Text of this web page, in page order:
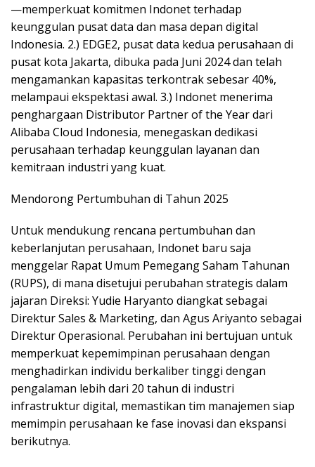
—memperkuat komitmen Indonet terhadap
keunggulan pusat data dan masa depan digital
Indonesia. 2.) EDGE2, pusat data kedua perusahaan di
pusat kota Jakarta, dibuka pada Juni 2024 dan telah
mengamankan kapasitas terkontrak sebesar 40%,
melampaui ekspektasi awal. 3.) Indonet menerima
penghargaan Distributor Partner of the Year dari
Alibaba Cloud Indonesia, menegaskan dedikasi
perusahaan terhadap keunggulan layanan dan
kemitraan industri yang kuat.
Mendorong Pertumbuhan di Tahun 2025
Untuk mendukung rencana pertumbuhan dan
keberlanjutan perusahaan, Indonet baru saja
menggelar Rapat Umum Pemegang Saham Tahunan
(RUPS), di mana disetujui perubahan strategis dalam
jajaran Direksi: Yudie Haryanto diangkat sebagai
Direktur Sales & Marketing, dan Agus Ariyanto sebagai
Direktur Operasional. Perubahan ini bertujuan untuk
memperkuat kepemimpinan perusahaan dengan
menghadirkan individu berkaliber tinggi dengan
pengalaman lebih dari 20 tahun di industri
infrastruktur digital, memastikan tim manajemen siap
memimpin perusahaan ke fase inovasi dan ekspansi
berikutnya.